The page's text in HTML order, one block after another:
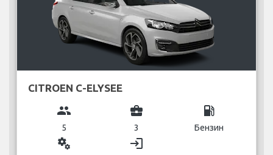
CITROEN C-ELYSEE
group
5
business_center
3
local_gas_station
Бензин
miscellaneous_services login